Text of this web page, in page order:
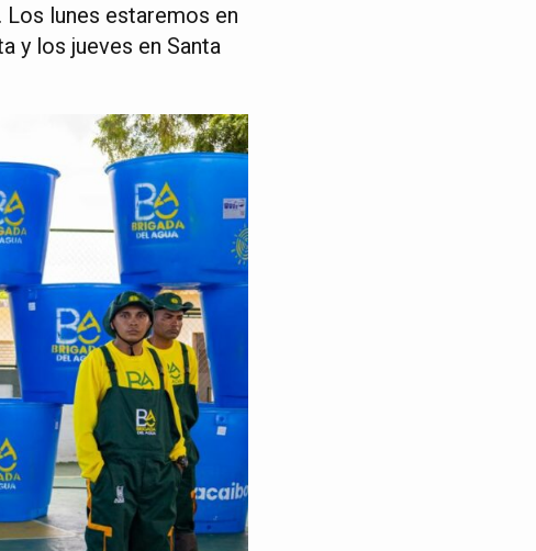
lunes estaremos en
y los jueves en Santa